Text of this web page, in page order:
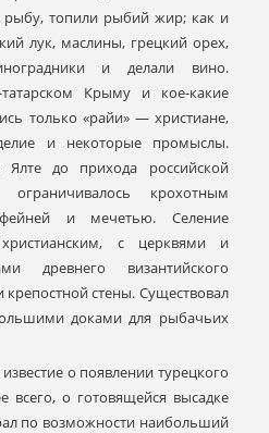
рыбу, топили рыбий жир; как и
лук, маслины, грецкий орех,
и делали вино.
Крыму и кое-какие
только «райи» — христиане,
и некоторые промыслы.
Ялте до прихода российской
крохотным
и мечетью. Селение
с церквями и
древнего византийского
стены. Существовал
доками для рыбачьих
о появлении турецкого
всего, о готовящейся высадке
по возможности наибольший